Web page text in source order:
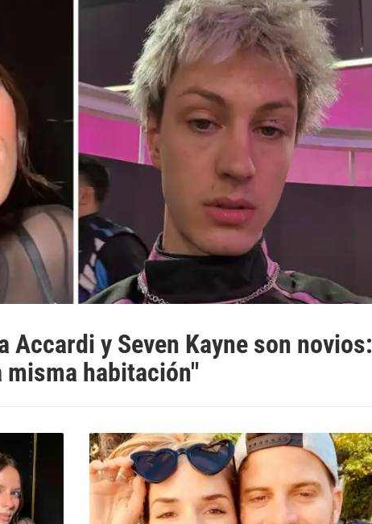
Accardi y Seven Kayne son novios:
misma habitación"